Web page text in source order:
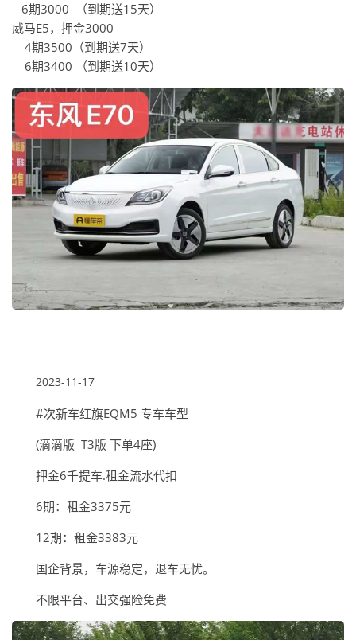
6期3000 （到期送15天）
威马E5，押金3000
4期3500（到期送7天）
6期3400 （到期送10天）
2023-11-17
#次新车红旗EQM5 专车车型
(滴滴版 T3版 下单4座)
押金6千提车.租金流水代扣
6期：租金3375元
12期：租金3383元
国企背景，车源稳定，退车无忧。
不限平台、出交强险免费